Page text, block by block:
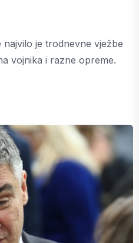
je trodnevne vježbe
vojnika i razne opreme.